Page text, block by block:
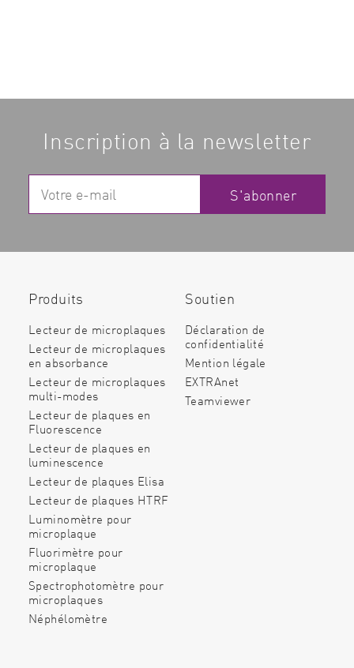
Inscription à la newsletter
S'abonner
Produits
Lecteur de microplaques
Lecteur de microplaques
en absorbance
Lecteur de microplaques
multi-modes
Lecteur de plaques en
Fluorescence
Lecteur de plaques en
luminescence
Lecteur de plaques Elisa
Lecteur de plaques HTRF
Luminomètre pour
microplaque
Fluorimètre pour
microplaque
Spectrophotomètre pour
microplaques
Néphélomètre
Soutien
Déclaration de
confidentialité
Mention légale
EXTRAnet
Teamviewer